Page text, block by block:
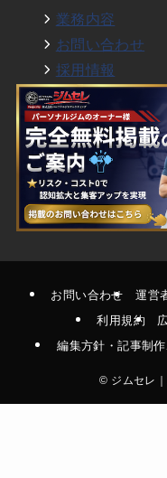
業務内容
お問い合わせ
採用情報
お問い合わせ 運営
利用規約
編集方針・記事制
© ジムセレ